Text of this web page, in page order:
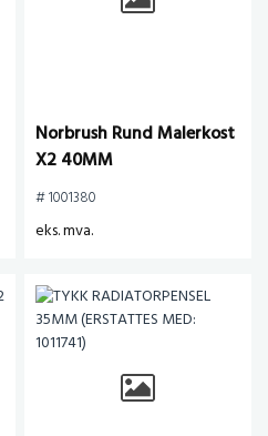
Norbrush Rund Malerkost
X2 40MM
# 1001380
eks. mva.